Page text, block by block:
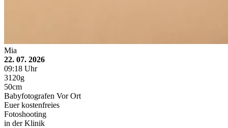
Mia
22. 07. 2026
09:18 Uhr
3120g
50cm
Babyfotografen Vor Ort
Euer kostenfreies
Fotoshooting
in der Klinik